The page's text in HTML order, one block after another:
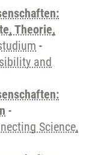
Theorie,
-
and
-
Science,